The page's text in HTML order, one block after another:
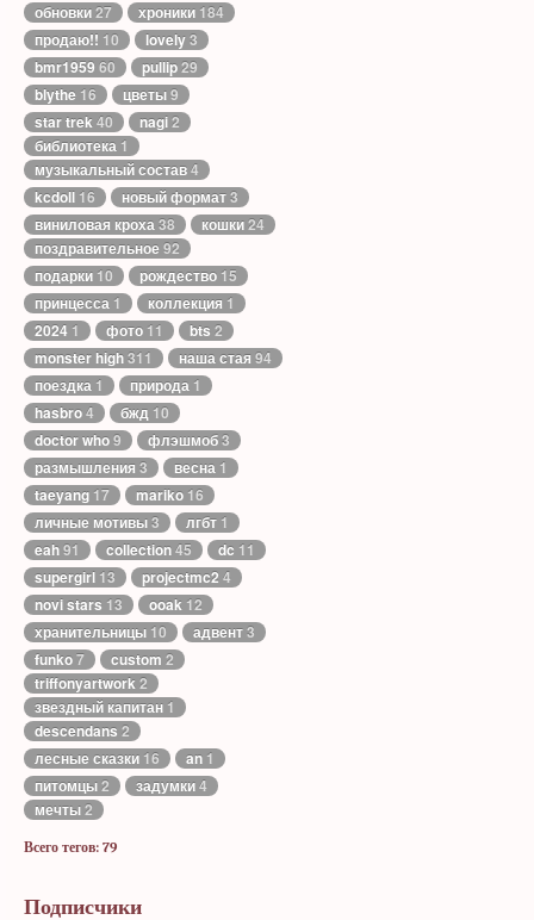
обновки27 хроники 184
продаю!! 10 lovely3
bmr1959 60 pullip29
blythe 16 цветы9
star trek40 nagi2
библиотека 1
музыкальный состав4
kcdoll 16 новый формат3
виниловая кроха38 кошки24
поздравительное92
подарки 10 рождество 15
принцесса 1 коллекция 1
2024 1 фото 11 bts 2
monster high311 наша стая94
поездка 1 природа 1
hasbro4 бжд 10
doctor who9 флэшмоб3
размышления3 весна 1
taeyang 17 mariko 16
личные мотивы3 лгбт 1
eah91 collection45 dc 11
supergirl 13 projectmc2 4
novi stars 13 ooak 12
хранительницы 10 адвент3
funko7 custom 2
triffonyartwork2
звездный капитан 1
descendans 2
лесные сказки 16 an 1
питомцы2 задумки4
мечты2
Всего тегов: 79
Подписчики